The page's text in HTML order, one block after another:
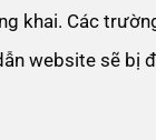
khai. Các
website sẽ bị